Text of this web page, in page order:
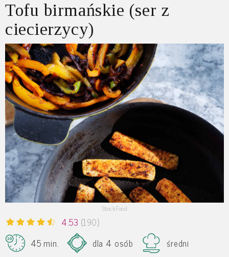
Tofu birmańskie (ser z
ciecierzycy)
StockFood
4.53 (190)
45 min.
dla 4 osób średni